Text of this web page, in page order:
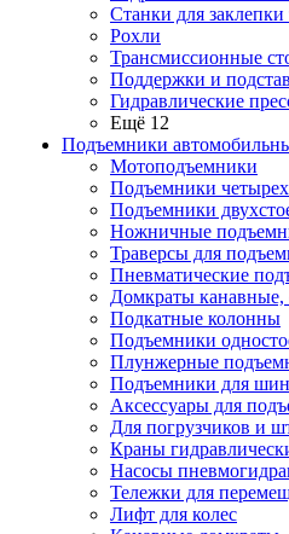
Cтанки для
Рохли
Трансмиссионные
Поддержки и
Гидравлические
Ещё 12
Подъемники
Мотоподъемники
Подъемники
Подъемники
Ножничные
Траверсы для
Пневматические
Домкраты канавные,
Подкатные колонны
Подъемники
Плунжерные
Подъемники для
Аксессуары для
Для погрузчиков и
Краны
Насосы
Тележки для
Лифт для колес